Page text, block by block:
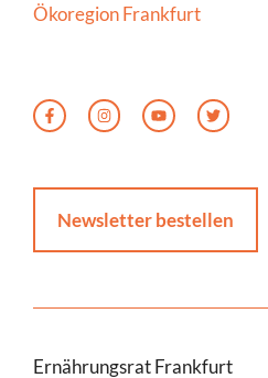
Ökoregion Frankfurt
Newsletter bestellen
Ernährungsrat Frankfurt